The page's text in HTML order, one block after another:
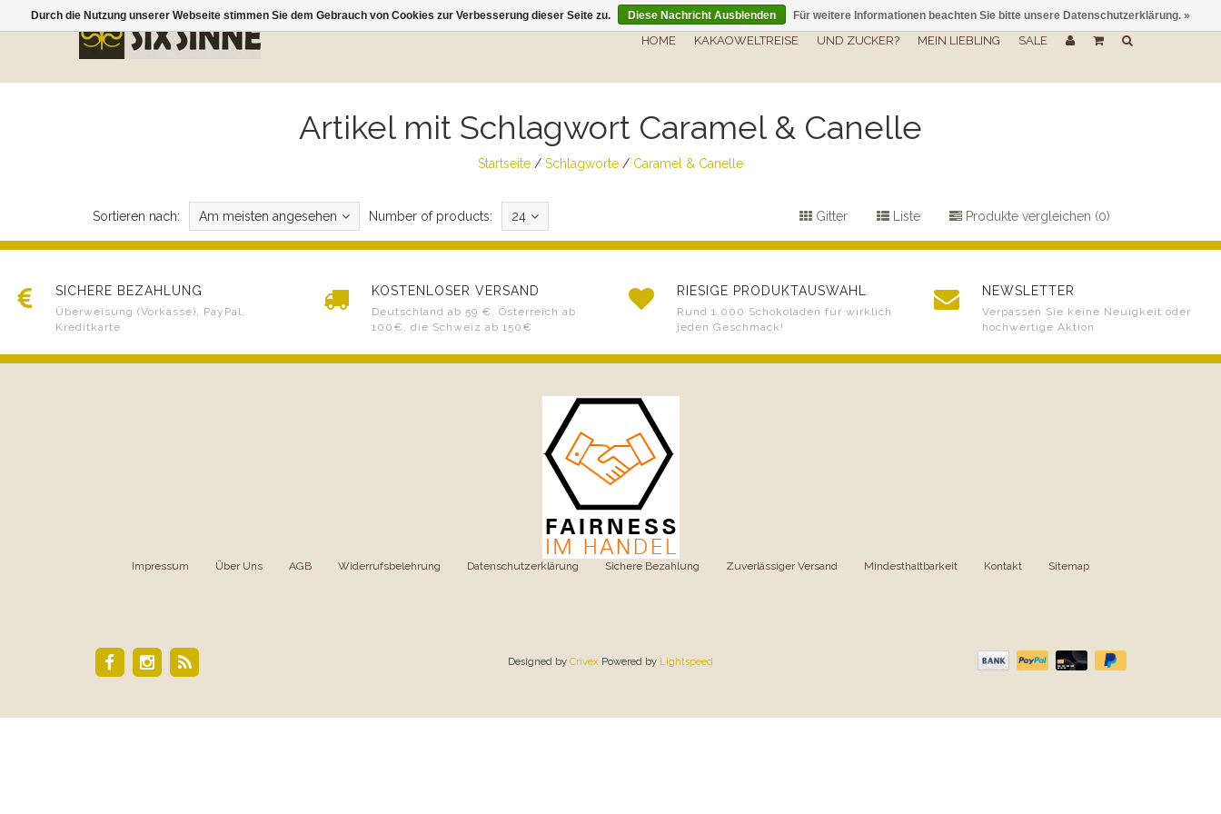
HOME KAKAOWELTREISE UND ZUCKER? MEIN LIEBLING SALE
Artikel mit Schlagwort Caramel & Canelle
Startseite / Schlagworte / Caramel & Canelle
Sortieren nach: Am meisten angesehen Number of products: 24 Gitter Liste Produkte vergleichen (0)
SICHERE BEZAHLUNG
Überweisung (Vorkasse), PayPal,
Kreditkarte
KOSTENLOSER VERSAND
Deutschland ab 59 €, Österreich ab
100€, die Schweiz ab 150€
RIESIGE PRODUKTAUSWAHL
Rund 1.000 Schokoladen für wirklich
jeden Geschmack!
NEWSLETTER
Verpassen Sie keine Neuigkeit oder
hochwertige Aktion
Impressum Über Uns AGB Widerrufsbelehrung Datenschutzerklärung Sichere Bezahlung Zuverlässiger Versand Mindesthaltbarkeit Kontakt Sitemap
Designed by Crivex Powered by Lightspeed
Durch die Nutzung unserer Webseite stimmen Sie dem Gebrauch von Cookies zur Verbesserung dieser Seite zu. Diese Nachricht Ausblenden Für weitere Informationen beachten Sie bitte unsere Datenschutzerklärung. »